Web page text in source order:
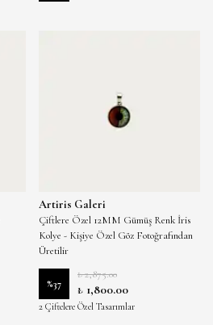
Artiris Galeri
Çiftlere Özel 12MM Gümüş Renk İris
Kolye - Kişiye Özel Göz Fotoğrafından
Üretilir
%37
₺ 2,875.00
₺ 1,800.00
2 Çiftelere Özel Tasarımlar